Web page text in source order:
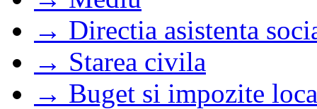
→ Directia asistenta
→ Starea civila
→ Buget si impozite